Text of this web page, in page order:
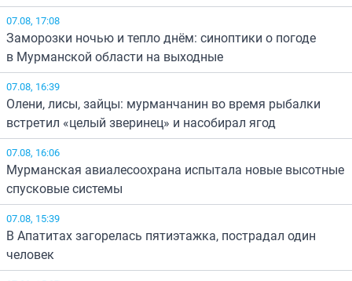
07.08, 17:08
Заморозки ночью и тепло днём: синоптики о погоде
в Мурманской области на выходные
07.08, 16:39
Олени, лисы, зайцы: мурманчанин во время рыбалки
встретил «целый зверинец» и насобирал ягод
07.08, 16:06
Мурманская авиалесоохрана испытала новые высотные
спусковые системы
07.08, 15:39
В Апатитах загорелась пятиэтажка, пострадал один
человек